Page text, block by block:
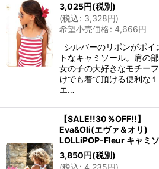
3,025円(税別)
(税込: 3,328円)
希望小売価格: 4,666円
シルバーのリボンがポイ
トなキャミソール。肩の
女の子の大好きなモチー
けでも着て頂ける便利な
エ…
【SALE!!30％OFF!!】
Eva&Oli(エヴァ＆オリ)
LOLLiPOP-Fleur キャミ
3,850円(税別)
(税込: 4,235円)